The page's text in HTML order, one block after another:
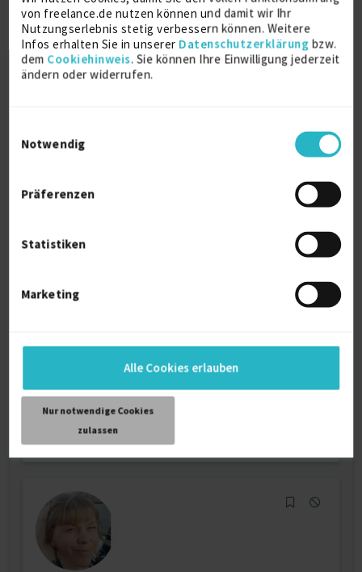
von freelance.de nutzen können und damit wir Ihr
Nutzungserlebnis stetig verbessern können. Weitere
Infos erhalten Sie in unserer Datenschutzerklärung bzw.
dem Cookiehinweis. Sie können Ihre Einwilligung jederzeit
ändern oder widerrufen.
Notwendig
Präferenzen
Statistiken
Marketing
Alle Cookies erlauben
Nur notwendige Cookies
zulassen
Nachhaltigkeit 3 J. Administrativer Projektmitarbeiter
Verfügbarkeit einsehen
0
Referenzen
Real E...
Referenzen